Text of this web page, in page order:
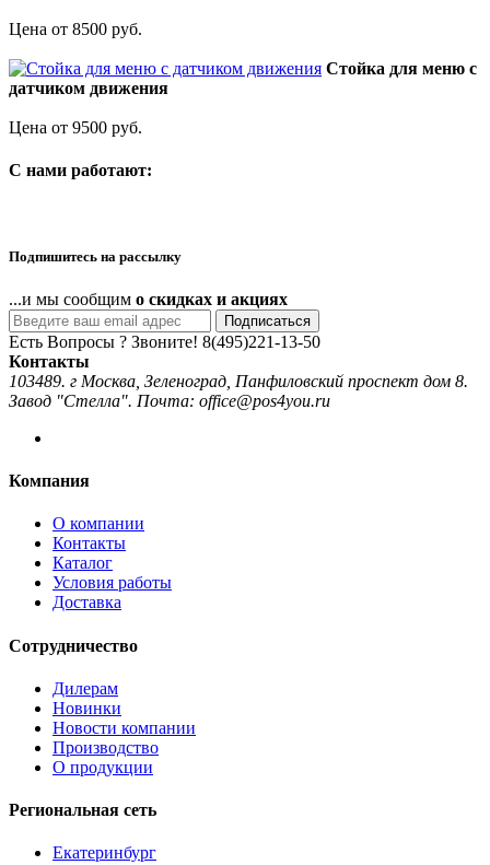
Цена от 8500 руб.
Стойка для меню с
датчиком движения
Цена от 9500 руб.
C нами работают:
Подпишитесь на рассылку
...и мы сообщим о скидках и акциях
Подписаться
Есть Вопросы ? Звоните! 8(495)221-13-50
Контакты
103489. г Москва, Зеленоград, Панфиловский проспект дом 8.
Завод "Стелла". Почта: office@pos4you.ru
Компания
О компании
Контакты
Каталог
Условия работы
Доставка
Сотрудничество
Дилерам
Новинки
Новости компании
Производство
О продукции
Региональная сеть
Екатеринбург